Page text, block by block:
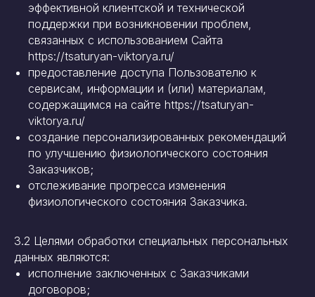
эффективной клиентской и технической
поддержки при возникновении проблем,
связанных с использованием Сайта
https://tsaturyan-viktorya.ru/
предоставление доступа Пользователю к
сервисам, информации и (или) материалам,
содержащимся на сайте https://tsaturyan-
viktorya.ru/
создание персонализированных рекомендаций
по улучшению физиологического состояния
Заказчиков;
отслеживание прогресса изменения
физиологического состояния Заказчика.
3.2 Целями обработки специальных персональных
данных являются:
исполнение заключенных с Заказчиками
договоров;